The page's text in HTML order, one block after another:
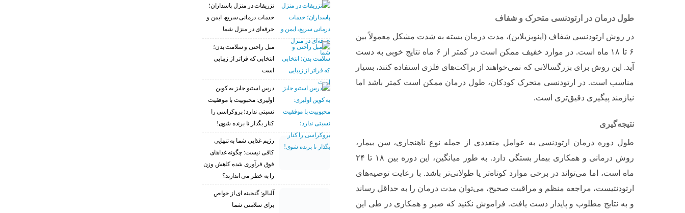
طول درمان در ارتودنسی متحرک و شفاف
در روش ارتودنسی شفاف (اینویزیلاین)، مدت درمان بسته به شدت مشکل معمولاً بین
۶ تا ۱۸ ماه است. در موارد خفیف ممکن است در کمتر از ۶ ماه نتایج خوبی به دست
آید. این روش برای بزرگسالانی که نمی‌خواهند از براکت‌های فلزی استفاده کنند، بسیار
مناسب است. در ارتودنسی متحرک کودکان، طول درمان ممکن است کمتر باشد اما
نیازمند پیگیری دقیق‌تری است.
نتیجه‌گیری
طول دوره درمان ارتودنسی به عوامل متعددی از جمله نوع ناهنجاری، سن بیمار،
روش درمانی و همکاری بیمار بستگی دارد. به طور میانگین، این دوره بین ۱۸ تا ۲۴
ماه است، اما می‌تواند در برخی موارد کوتاه‌تر یا طولانی‌تر باشد. با رعایت توصیه‌های
ارتودنتیست، مراجعه منظم و مراقبت صحیح، می‌توان مدت درمان را به حداقل رساند
و به نتایج مطلوب و پایدار دست یافت. فراموش نکنید که صبر و همکاری در طی این
تزریقات در منزل پاسداران؛
خدمات درمانی سریع، ایمن و
حرفه‌ای در منزل شما
مبل راحتی و سلامت بدن؛
انتخابی که فراتر از زیبایی
است
درس استیو جابز به کوین
اولیری: محبوبیت با موفقیت
نسبتی ندارد؛ بروکراسی را
کنار بگذار تا برنده شوی!
رژیم غذایی شما به تنهایی
کافی نیست: چگونه غذاهای
فوق فرآوری شده کاهش وزن
را به خطر می اندازند؟
آلبالو: گنجینه ای از خواص
برای سلامتی شما